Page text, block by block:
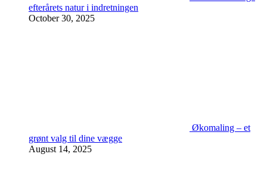
efterårets natur i indretningen
October 30, 2025
Økomaling – et
grønt valg til dine vægge
August 14, 2025